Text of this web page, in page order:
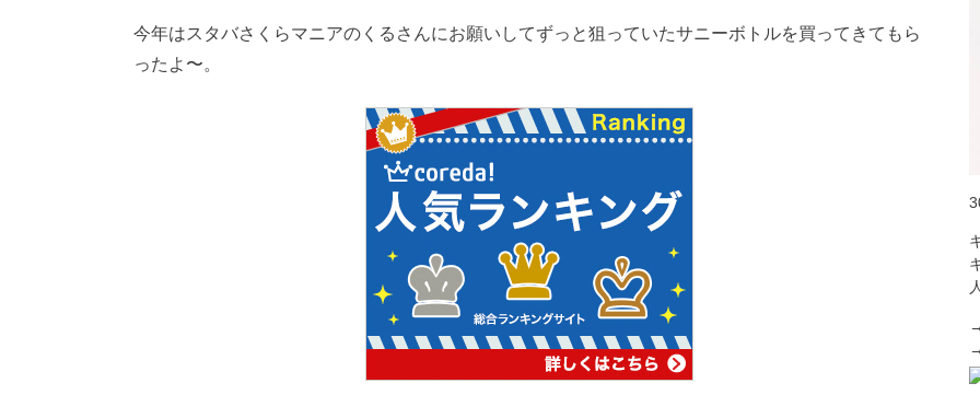
今年はスタバさくらマニアのくるさんにお願いしてずっと狙っていたサニーボトルを買ってきてもら
ったよ〜。